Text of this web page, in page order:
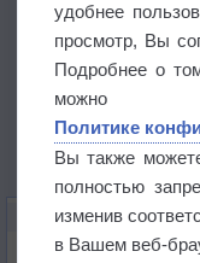
ЭТО ИНТЕРЕСНО
Почему
удобнее
просмотр, Вы
Подробнее о
можно
Политике
Вы также
полностью
изменив
в Вашем веб-